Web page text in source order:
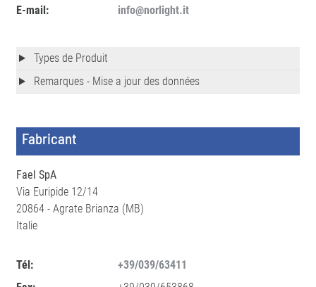
E-mail:
info@norlight.it
Types de Produit
Remarques - Mise a jour des données
Fabricant
Fael SpA
Via Euripide 12/14
20864 - Agrate Brianza (MB)
Italie
Tél:
+39/039/63411